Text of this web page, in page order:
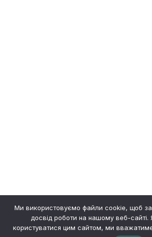
Ми використовуємо файли cookie, щоб
досвід роботи на нашому веб-
користуватися цим сайтом, ми